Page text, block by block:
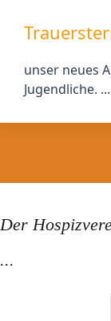
unser neues
Jugendliche. ...
Der
...